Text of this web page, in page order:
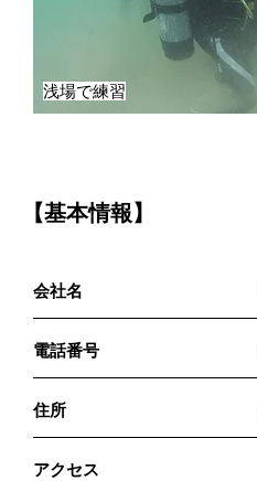
浅場で練習
【基本情報】
会社名
電話番号
住所
アクセス